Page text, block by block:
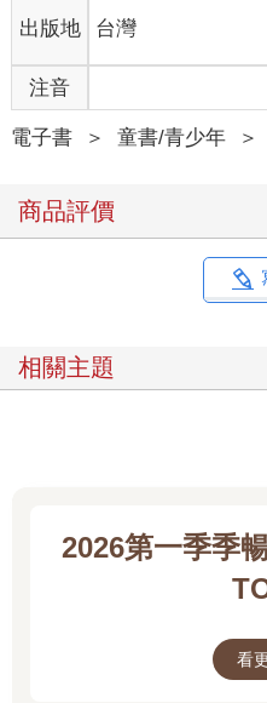
出版地 台灣
注音
電子書 ＞ 童書/青少年 ＞
商品評價
相關主題
2026第一季季
看